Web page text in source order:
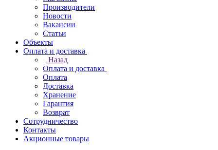
Производители
Новости
Вакансии
Статьи
Объекты
Оплата и доставка
Назад
Оплата и доставка
Оплата
Доставка
Хранение
Гарантия
Возврат
Сотрудничество
Контакты
Акционные товары